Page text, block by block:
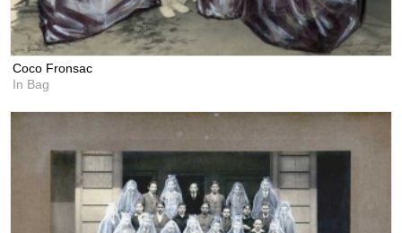
Coco Fronsac
In Bag